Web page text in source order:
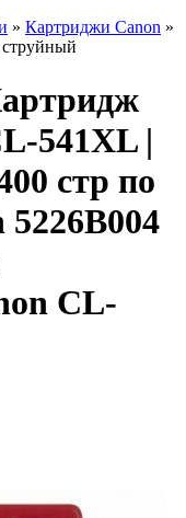
» Картриджи Canon »
541XL |
стр по
CL-